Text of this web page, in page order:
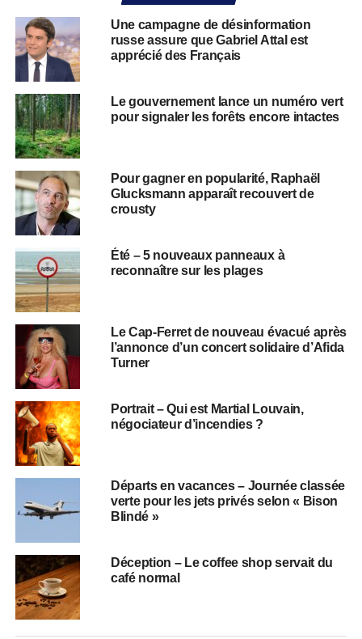
Une campagne de désinformation
russe assure que Gabriel Attal est
apprécié des Français
Le gouvernement lance un numéro vert
pour signaler les forêts encore intactes
Pour gagner en popularité, Raphaël
Glucksmann apparaît recouvert de
crousty
Été – 5 nouveaux panneaux à
reconnaître sur les plages
Le Cap-Ferret de nouveau évacué après
l’annonce d’un concert solidaire d’Afida
Turner
Portrait – Qui est Martial Louvain,
négociateur d’incendies ?
Départs en vacances – Journée classée
verte pour les jets privés selon « Bison
Blindé »
Déception – Le coffee shop servait du
café normal